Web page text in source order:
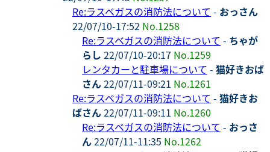
Re:ラスベガスの消防法について - おっさん
22/07/10-17:52 No.1258
Re:ラスベガスの消防法について - ちゃが
らし 22/07/10-20:17 No.1259
レンタカーと駐車場について - 猫好きおば
さん22/07/11-09:21 No.1261
Re:ラスベガスの消防法について - 猫好きお
ばさん22/07/11-09:11 No.1260
Re:ラスベガスの消防法について - おっさ
ん22/07/11-11:35 No.1262